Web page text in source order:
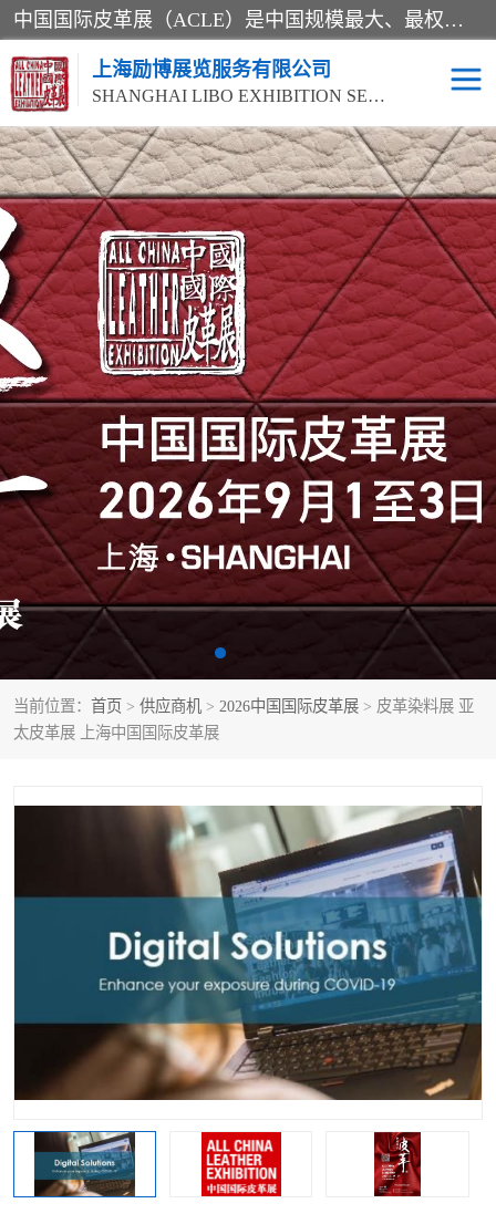
中国国际皮革展（ACLE）是中国规模最大、最权威的国际皮革盛会，自创办以来一直由中国皮革协会（CLIA）和亚太区皮革展有限公司（APLF）共同举办
上海励博展览服务有限公司
SHANGHAI LIBO EXHIBITION SERVICE CO.,LTD
当前位置： 首页 > 供应商机 > 2026中国国际皮革展 > 皮革染料展 亚
太皮革展 上海中国国际皮革展
2026中国国际皮革展
ACLE
2026上海皮革机械展
2026上海合成革展会 2026中国国际皮革展
2026中国国际皮革展
ACLE
2026中国国际皮革展